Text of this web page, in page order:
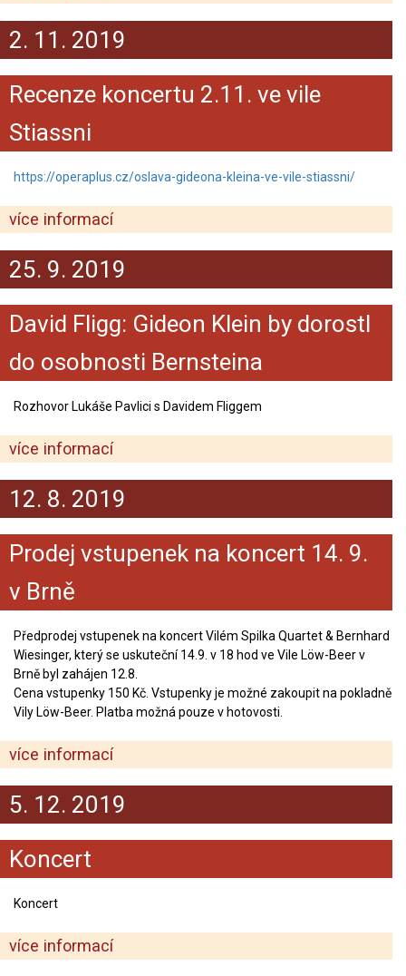
2. 11. 2019
Recenze koncertu 2.11. ve vile
Stiassni
https://operaplus.cz/oslava-gideona-kleina-ve-vile-stiassni/
více informací
25. 9. 2019
David Fligg: Gideon Klein by dorostl
do osobnosti Bernsteina
Rozhovor Lukáše Pavlici s Davidem Fliggem
více informací
12. 8. 2019
Prodej vstupenek na koncert 14. 9.
v Brně
Předprodej vstupenek na koncert Vilém Spilka Quartet & Bernhard
Wiesinger, který se uskuteční 14.9. v 18 hod ve Vile Löw-Beer v
Brně byl zahájen 12.8.
Cena vstupenky 150 Kč. Vstupenky je možné zakoupit na pokladně
Vily Löw-Beer. Platba možná pouze v hotovosti.
více informací
5. 12. 2019
Koncert
Koncert
více informací